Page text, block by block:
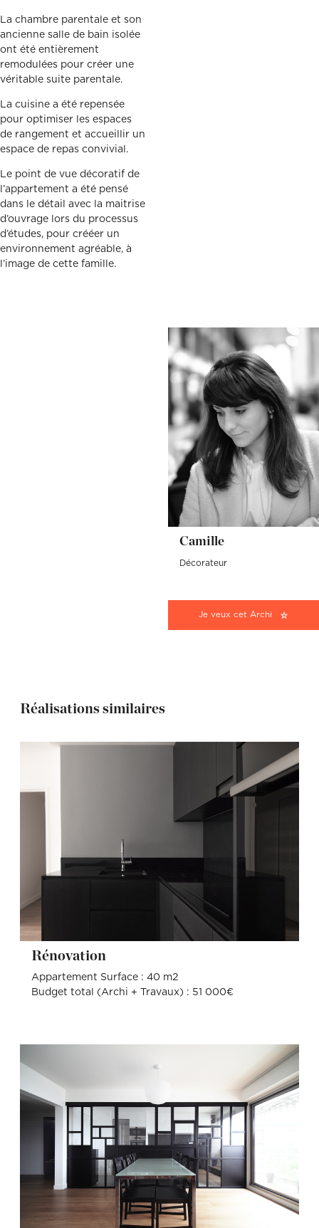
La chambre parentale et son
ancienne salle de bain isolée
ont été entièrement
remodulées pour créer une
véritable suite parentale.
La cuisine a été repensée
pour optimiser les espaces
de rangement et accueillir un
espace de repas convivial.
Le point de vue décoratif de
l’appartement a été pensé
dans le détail avec la maitrise
d’ouvrage lors du processus
d’études, pour crééer un
environnement agréable, à
l’image de cette famille.
Camille
Décorateur
Je veux cet Archi
Réalisations similaires
Rénovation
Appartement Surface : 40 m2
Budget total (Archi + Travaux) : 51 000€